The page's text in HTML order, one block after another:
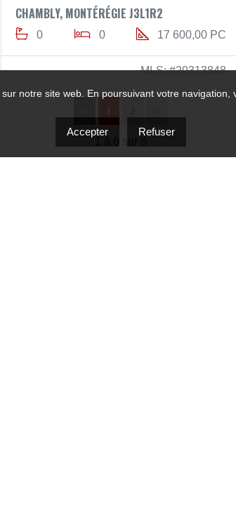
CHAMBLY, MONTÉRÉGIE J3L1R2
0 0 17 600,00 PC
MLS: #20313848
notre site web. En poursuivant votre
Accepter Refuser